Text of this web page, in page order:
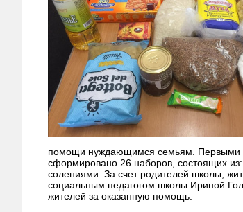
помощи нуждающимся семьям. Первыми
сформировано 26 наборов, состоящих
солениями. За счет родителей школы,
социальным педагогом школы Ириной
жителей за оказанную помощь.